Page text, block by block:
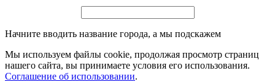
Начните вводить название города, а мы подскажем
Мы используем файлы cookie, продолжая просмотр страниц
нашего сайта, вы принимаете условия его использования.
Соглашение об использовании.